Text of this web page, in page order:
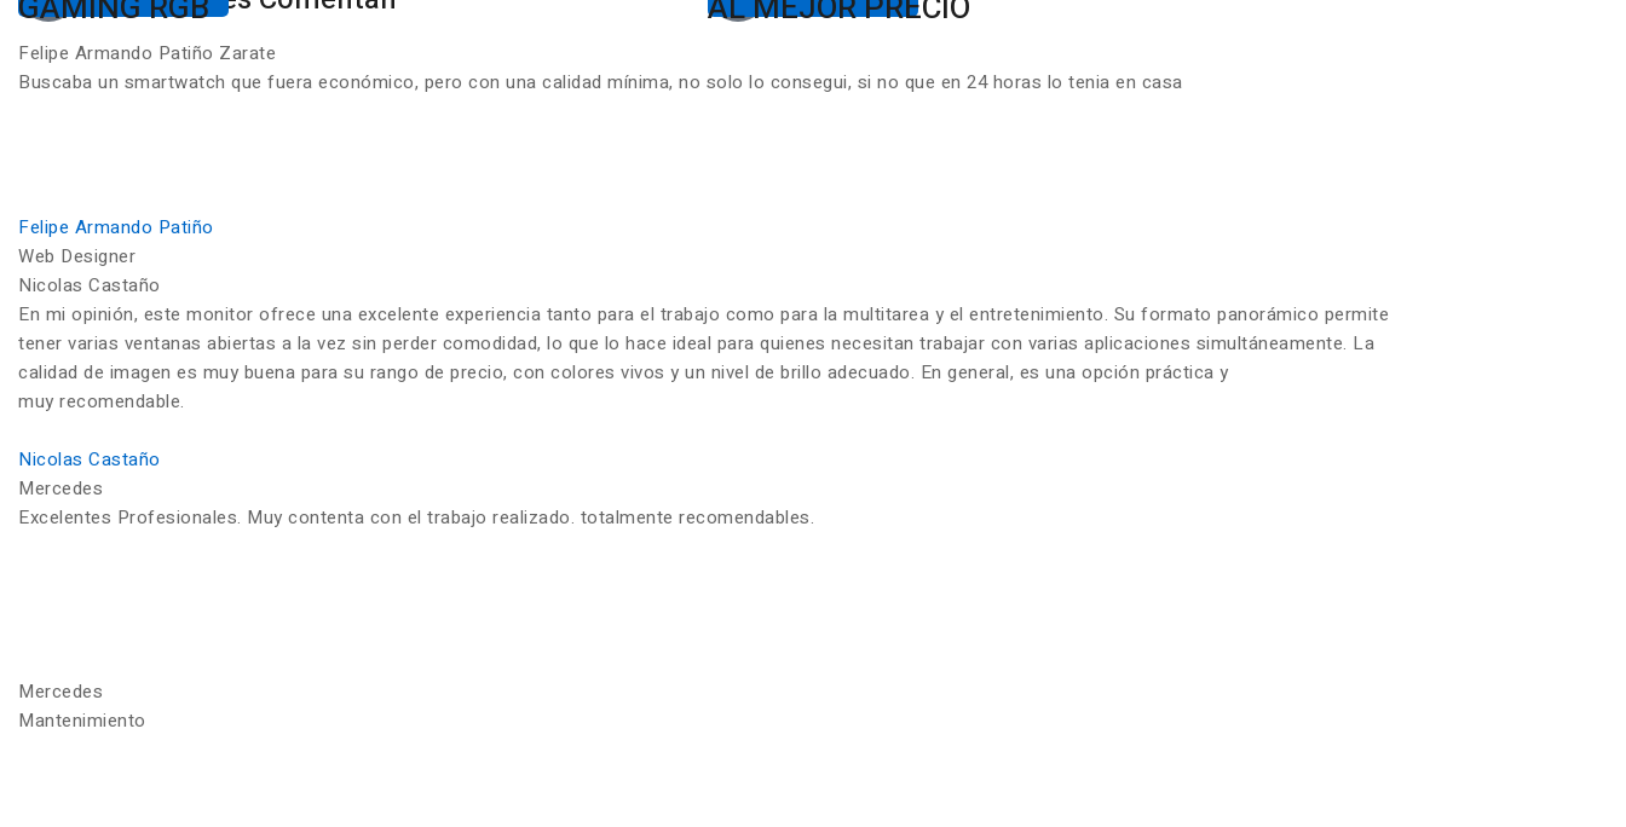
Felipe Armando Patiño Zarate
Buscaba un smartwatch que fuera económico, pero con una calidad mínima, no solo lo consegui, si no que en 24 horas lo tenia en casa
Felipe Armando Patiño
Web Designer
Nicolas Castaño
En mi opinión, este monitor ofrece una excelente experiencia tanto para el trabajo como para la multitarea y el entretenimiento. Su formato panorámico permite
tener varias ventanas abiertas a la vez sin perder comodidad, lo que lo hace ideal para quienes necesitan trabajar con varias aplicaciones simultáneamente. La
calidad de imagen es muy buena para su rango de precio, con colores vivos y un nivel de brillo adecuado. En general, es una opción práctica y
muy recomendable.
Nicolas Castaño
Mercedes
Excelentes Profesionales. Muy contenta con el trabajo realizado. totalmente recomendables.
Mercedes
Mantenimiento